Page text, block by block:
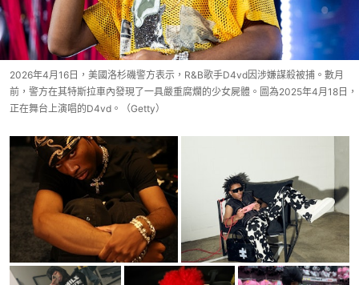
2026年4月16日，美國洛杉磯警方表示，R&B歌手D4vd因涉嫌謀殺被捕。數月
前，警方在其特斯拉車內發現了一具嚴重腐爛的少女屍體。圖為2025年4月18日，
正在舞台上演唱的D4vd。（Getty）